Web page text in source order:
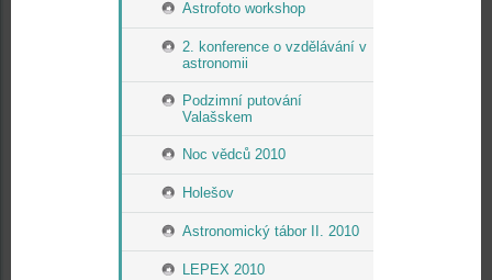
Astrofoto workshop
2. konference o vzdělávání v
astronomii
Podzimní putování
Valašskem
Noc vědců 2010
Holešov
Astronomický tábor II. 2010
LEPEX 2010